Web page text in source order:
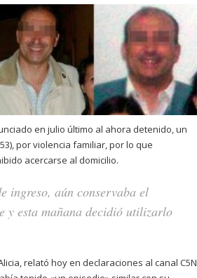
en julio último al ahora detenido, un
por violencia familiar, por lo que
acercarse al domicilio.
ingreso, aún conservaba el
y esta mañana decidió utilizarlo
relató hoy en declaraciones al canal C5N